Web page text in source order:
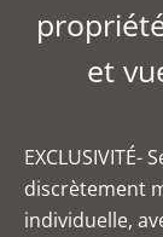
et
discrètement
individuelle,